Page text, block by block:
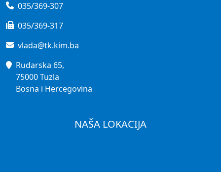
035/369-307
035/369-317
vlada@tk.kim.ba
Rudarska 65,
75000 Tuzla
Bosna i Hercegovina
NAŠA LOKACIJA